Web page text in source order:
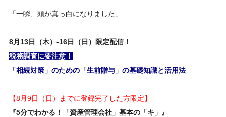
「一瞬、頭が真っ白になりました」
8月 13日（木）-16日（日）
限定配信！
税務調査に要注意！
「相続対策」のための「生前贈与」の基礎知識と活用法
【8月9日（日）までに登録完了した方限定】
『5分でわかる！「資産管理会社」基本の「キ」』